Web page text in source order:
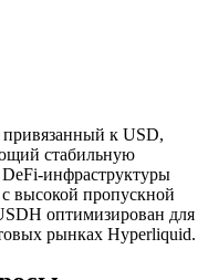
к USD,
стабильную
инфраструктуры
высокой пропускной
оптимизирован для
рынках Hyperliquid.